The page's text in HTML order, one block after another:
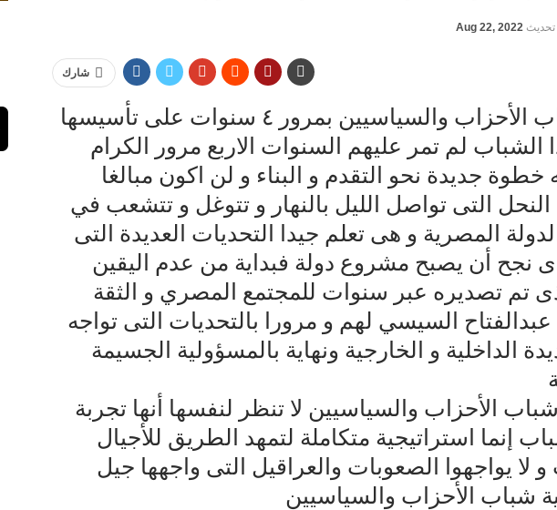
تحديث Aug 22, 2022
شارك
تحتفل تنسيقية شباب الأحزاب والسياسيين بمرور ٤ سنوات على تأسيسها
الشباب لم تمر عليهم السنوات الاربع مرور الكرام
خطوة جديدة نحو التقدم و البناء و لن اكون مبالغا
النحل التى تواصل الليل بالنهار و تتوغل و تتشعب في
المصرية و هى تعلم جيدا التحديات العديدة التى
نجح أن يصبح مشروع دولة فبداية من عدم اليقين
تم تصديره عبر سنوات للمجتمع المصري و الثقة
عبدالفتاح السيسي لهم و مرورا بالتحديات التى تواجه
الداخلية و الخارجية ونهاية بالمسؤولية الجسيمة
الأحزاب والسياسيين لا تنظر لنفسها أنها تجربة
إنما استراتيجية متكاملة لتمهد الطريق للأجيال
لا يواجهوا الصعوبات والعراقيل التى واجهها جيل
شباب الأحزاب والسياسيين